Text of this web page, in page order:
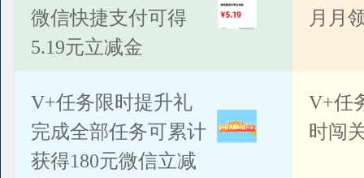
微信快捷支付可得
5.19元立减金
月月
V+任务限时提升礼
完成全部任务可累计
获得180元微信立减
V+任
时闯